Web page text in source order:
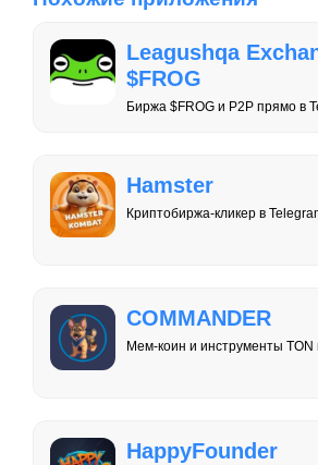
Leagushqa
$FROG
Биржа $FROG и P2P прямо в
Hamster
Криптобиржа-кликер в
COMMANDER
Мем-коин и инструменты TON
HappyFounder